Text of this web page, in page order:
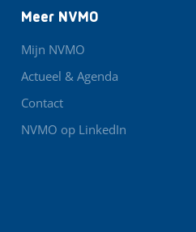
Meer NVMO
Mijn NVMO
Actueel & Agenda
Contact
NVMO op LinkedIn